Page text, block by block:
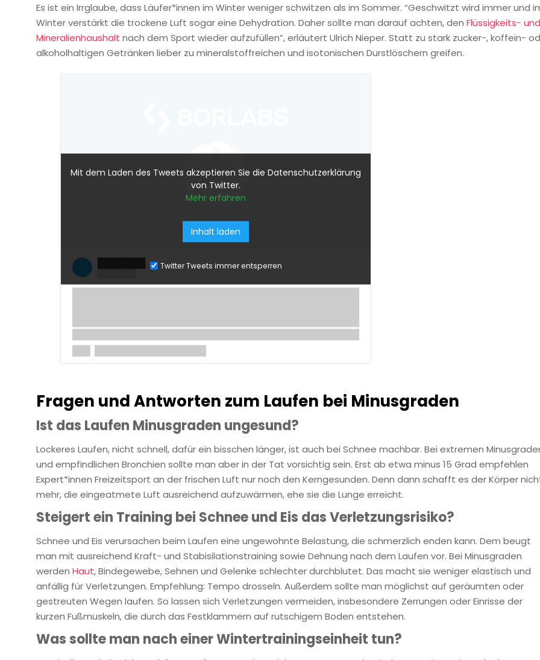
Es ist ein Irrglaube, dass Läufer*innen im Winter weniger schwitzen als im Sommer. “Geschwitzt wird immer und
Winter verstärkt die trockene Luft sogar eine Dehydration. Daher sollte man darauf achten, den Flüssigkeits- und
Mineralienhaushalt nach dem Sport wieder aufzufüllen”, erläutert Ulrich Nieper. Statt zu stark zucker-, koffein-
alkoholhaltigen Getränken lieber zu mineralstoffreichen und isotonischen Durstlöschern greifen.
Mit dem Laden des Tweets akzeptieren Sie die Datenschutzerklärung
von Twitter.
Mehr erfahren
Inhalt laden
Twitter Tweets immer entsperren
Fragen und Antworten zum Laufen bei Minusgraden
Ist das Laufen Minusgraden ungesund?
Lockeres Laufen, nicht schnell, dafür ein bisschen länger, ist auch bei Schnee machbar. Bei extremen
und empfindlichen Bronchien sollte man aber in der Tat vorsichtig sein. Erst ab etwa minus 15 Grad empfehlen
Expert*innen Freizeitsport an der frischen Luft nur noch den Kerngesunden. Denn dann schafft es der Körper
mehr, die eingeatmete Luft ausreichend aufzuwärmen, ehe sie die Lunge erreicht.
Steigert ein Training bei Schnee und Eis das Verletzungsrisiko?
Schnee und Eis verursachen beim Laufen eine ungewohnte Belastung, die schmerzlich enden kann. Dem beugt
man mit ausreichend Kraft- und Stabisilationstraining sowie Dehnung nach dem Laufen vor. Bei Minusgraden
werden Haut, Bindegewebe, Sehnen und Gelenke schlechter durchblutet. Das macht sie weniger elastisch und
anfällig für Verletzungen. Empfehlung: Tempo drosseln. Außerdem sollte man möglichst auf geräumten oder
gestreuten Wegen laufen. So lassen sich Verletzungen vermeiden, insbesondere Zerrungen oder Einrisse der
kurzen Fußmuskeln, die durch das Festklammern auf rutschigem Boden entstehen.
Was sollte man nach einer Wintertrainingseinheit tun?